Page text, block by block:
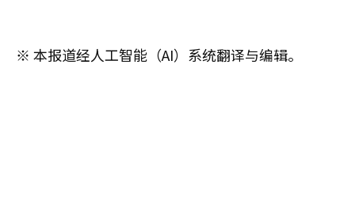
※ 本报道经人工智能（AI）系统翻译与编辑。